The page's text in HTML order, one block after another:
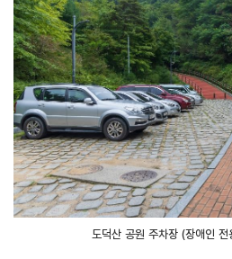
도덕산 공원 주차장 (장애인